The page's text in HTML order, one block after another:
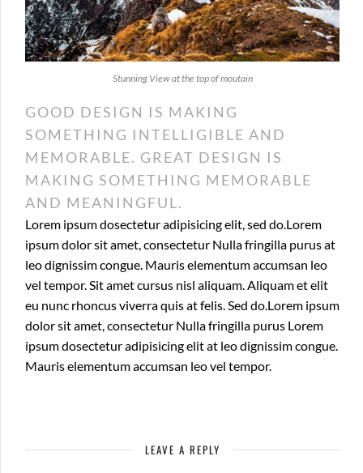
Stunning View at the top of moutain
GOOD DESIGN IS MAKING
SOMETHING INTELLIGIBLE AND
MEMORABLE. GREAT DESIGN IS
MAKING SOMETHING MEMORABLE
AND MEANINGFUL.
Lorem ipsum dosectetur adipisicing elit, sed do.Lorem
ipsum dolor sit amet, consectetur Nulla fringilla purus at
leo dignissim congue. Mauris elementum accumsan leo
vel tempor. Sit amet cursus nisl aliquam. Aliquam et elit
eu nunc rhoncus viverra quis at felis. Sed do.Lorem ipsum
dolor sit amet, consectetur Nulla fringilla purus Lorem
ipsum dosectetur adipisicing elit at leo dignissim congue.
Mauris elementum accumsan leo vel tempor.
LEAVE A REPLY